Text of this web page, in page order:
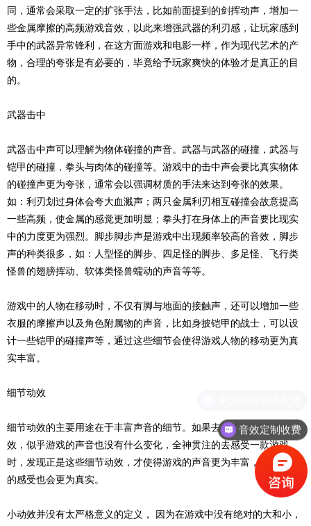
同，通常会采取一定的扩张手法，比如前面提到的剑挥动声，增加一
些金属摩擦的高频游戏音效 ，以此来增强武器的利刃感，让玩家感到
手中的武器异常锋利，在这方面游戏和电影一样，作为现代艺术的产
物，合理的夸张是有必要的，毕竟给予玩家爽快的体验才是真正的目
的。
武器击中
武器击中声可以理解为物体碰撞的声音。武器与武器的碰撞，武器与
铠甲的碰撞，拳头与肉体的碰撞等。游戏中的击中声会要比真实物体
的碰撞声更为夸张，通常会以强调材质的手法来达到夸张的效果。
如：利刃划过身体会夸大血溅声；两只金属利刃相互碰撞会故意提高
一些高频，使金属的感觉更加明显；拳头打在身体上的声音要比现实
中的力度更为强烈。脚步脚步声是游戏中出现频率较高的音效，脚步
声的种类很多，如：人型怪的脚步、四足怪的脚步、多足怪、飞行类
怪兽的翅膀挥动、软体类怪兽蠕动的声音等等。
游戏中的人物在移动时，不仅有脚与地面的接触声，还可以增加一些
衣服的摩擦声以及角色附属物的声音，比如身披铠甲的战士，可以设
计一些铠甲的碰撞声等，通过这些细节会使得游戏人物的移动更为真
实丰富。
细节动效
细节动效的主要用途在于丰富声音的细节。如果去掉了这些细节动
效，似乎游戏的声音也没有什么变化，全神贯注的去感受一款游戏
时，发现正是这些细节动效，才使得游戏的声音更为丰富，给予玩家
的感受也会更为真实。
小动效并没有太严格意义的定义，
因为在游戏中没有绝对的大和小，
音效定制收费